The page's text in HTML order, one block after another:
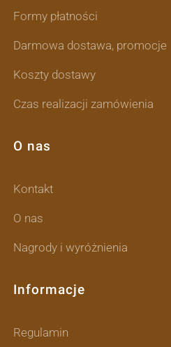
Formy płatności
Darmowa dostawa, promocje
Koszty dostawy
Czas realizacji zamówienia
O nas
Kontakt
O nas
Nagrody i wyróżnienia
Informacje
Regulamin